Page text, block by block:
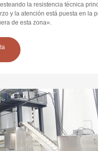
la resistencia técnica
y la atención está puesta en la
de esta zona».